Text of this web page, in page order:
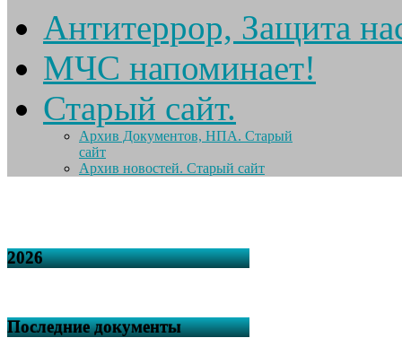
Антитеррор, Защита
МЧС напоминает!
Старый сайт.
Архив Документов, НПА. Старый
сайт
Архив новостей. Старый сайт
2026
Последние документы